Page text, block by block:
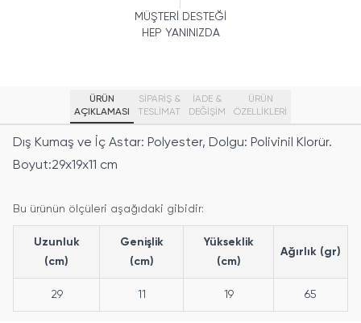
MÜŞTERİ DESTEĞİ
HEP YANINIZDA
ÜRÜN
AÇIKLAMASI
SİPARİŞ &
TESLİMAT
İADE &
DEĞİŞİM
ÜRÜN
ÖZELLIKLERI
Dış Kumaş ve İç Astar: Polyester, Dolgu: Polivinil Klorür.
Boyut:29x19x11 cm
Bu ürünün ölçüleri aşağıdaki gibidir:
Uzunluk
(cm)
Genişlik
(cm)
Yükseklik
(cm)
Ağırlık (gr)
29 11 19 65